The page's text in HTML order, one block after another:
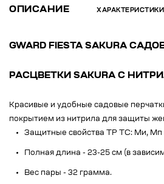
ОПИСАНИЕ ХАРАКТЕРИСТИКИ
GWARD FIESTA SAKURA
РАСЦВЕТКИ SAKURA С
Красивые и удобные садовые
покрытием из нитрила для защиты
Защитные свойства ТР ТС: Ми, Мп
Полная длина - 23-25 см (в
Вес пары - 32 грамма.